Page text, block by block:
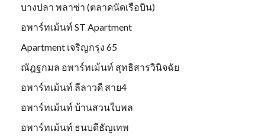
บางปลา พลาซ่า (ตลาดนัดเรือบิน)
อพาร์ทเม้นท์ ST Apartment
Apartment เจริญกรุง 65
ณัฎฐกมล อพาร์ทเม้นท์ สุทธิสารวินิจฉัย
อพาร์ทเม้นท์ ลีลาวดี สาย4
อพาร์ทเม้นท์ บ้านสวนใบพล
อพาร์ทเม้นท์ ธนบดีธัญเทพ